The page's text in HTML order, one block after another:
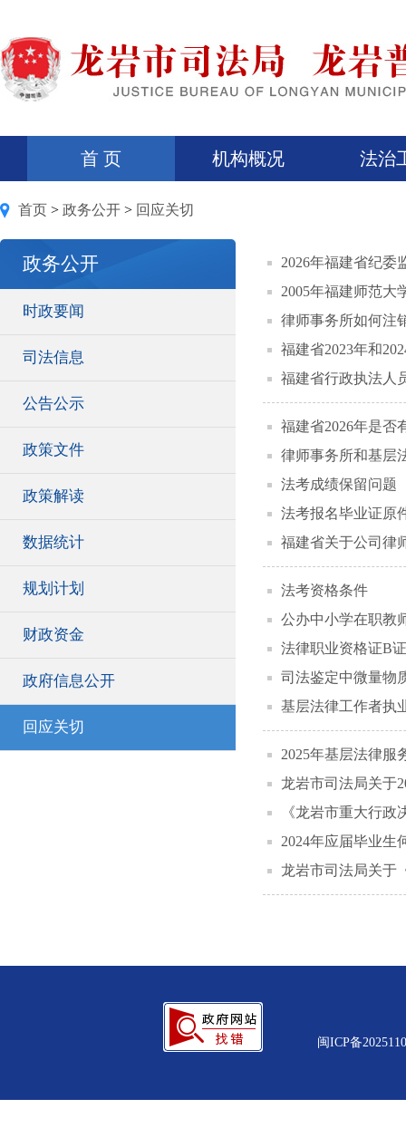
首 页 机构概况 法治
首页 > 政务公开 > 回应关切
政务公开
时政要闻
司法信息
公告公示
政策文件
政策解读
数据统计
规划计划
财政资金
政府信息公开
回应关切
2026年福建省纪委
2005年福建师范大
律师事务所如何注
福建省2023年和
福建省行政执法人
福建省2026年是否
律师事务所和基层
法考成绩保留问题
法考报名毕业证原
福建省关于公司律
法考资格条件
公办中小学在职教
法律职业资格证B
司法鉴定中微量物
基层法律工作者执
2025年基层法律服
龙岩市司法局关于
《龙岩市重大行
2024年应届毕业生
龙岩市司法局关于
闽ICP备